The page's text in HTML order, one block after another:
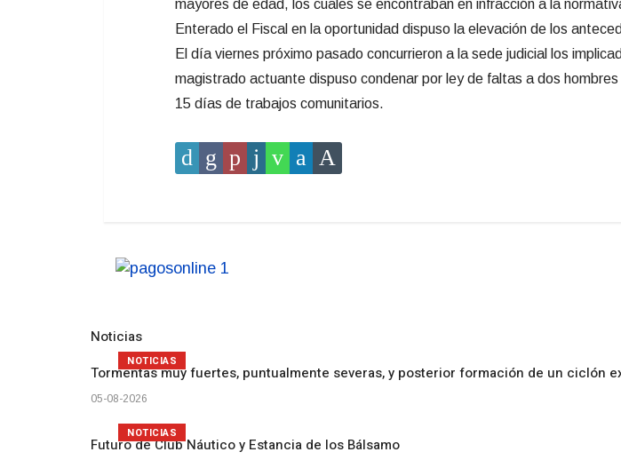
mayores de edad, los cuales se encontraban en infracción a la
Enterado el Fiscal en la oportunidad dispuso la elevación de los
El día viernes próximo pasado concurrieron a la sede judicial los
magistrado actuante dispuso condenar por ley de faltas a dos
15 días de trabajos comunitarios.
Noticias
Tormentas muy fuertes, puntualmente severas, y posterior formación de un ciclón
05-08-2026
NOTICIAS
Futuro de Club Náutico y Estancia de los Bálsamo
NOTICIAS